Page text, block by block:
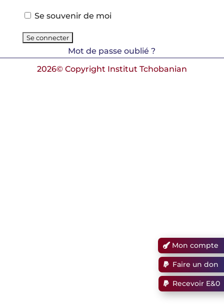
Se souvenir de moi
Mot de passe oublié ?
2026© Copyright Institut Tchobanian
Mon compte
Faire un don
Recevoir E&0